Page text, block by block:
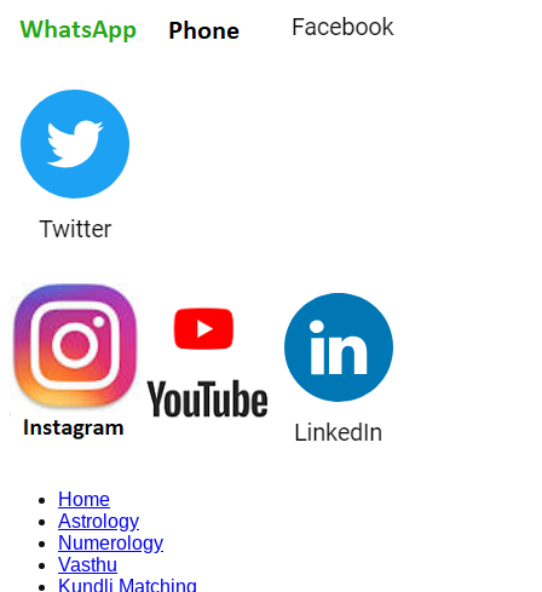
Home
Astrology
Numerology
Vasthu
Kundli Matching